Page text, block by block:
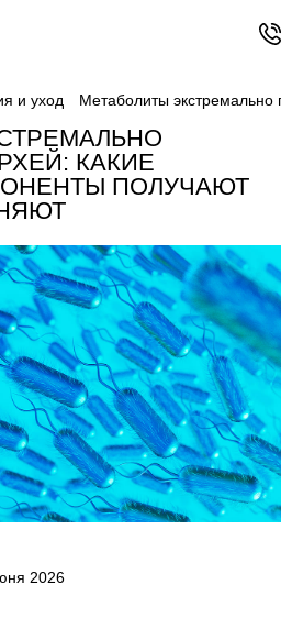
и уход Метаболиты
КАКИЕ
ПОЛУЧАЮТ
2026